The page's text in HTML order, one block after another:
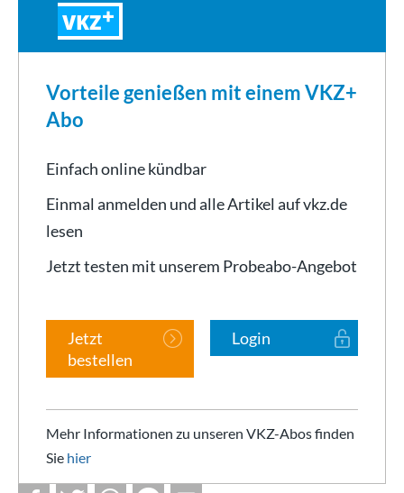
VKZ
Vorteile genießen mit einem VKZ+
Abo
Einfach online kündbar
Einmal anmelden und alle Artikel auf vkz.de
lesen
Jetzt testen mit unserem Probeabo-Angebot
Jetzt
bestellen
Login
Mehr Informationen zu unseren VKZ-Abos finden
Sie hier